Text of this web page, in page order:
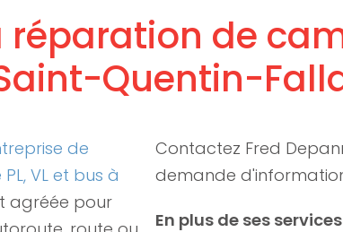
réparation de
Quentin-
de
VL et bus à
agréée pour
Contactez Fred
demande
En plus de ses